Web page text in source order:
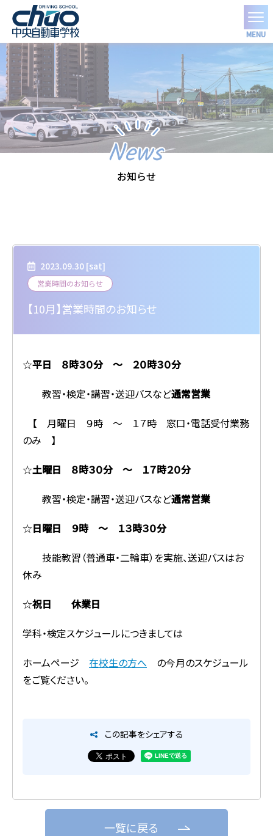
MENU
お知らせ
News
2023.09.30 [sat]
営業時間のお知らせ
【10月】営業時間のお知らせ
☆平日 ８時３０分 ～ ２０時３０分
教習・検定・講習・送迎バスなど通常営業
【 月曜日 ９時 ～ １７時 窓口・電話受付業務
のみ 】
☆土曜日 ８時３０分 ～ １７時２０分
教習・検定・講習・送迎バスなど通常営業
☆日曜日 ９時 ～ １３時３０分
技能教習（普通車・二輪車）を実施、送迎バスはお
休み
☆祝日
休業日
学科・検定スケジュールにつきましては
ホームページ 在校生の方へ の今月のスケジュール
をご覧ください。
この記事をシェアする
一覧に戻る